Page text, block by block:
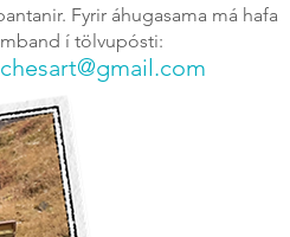
Fyrir áhugasama má hafa
í tölvupósti: